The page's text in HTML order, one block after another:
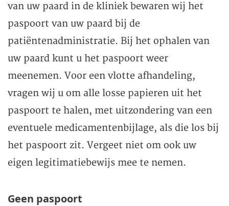
van uw paard in de kliniek bewaren wij het
paspoort van uw paard bij de
patiëntenadministratie. Bij het ophalen van
uw paard kunt u het paspoort weer
meenemen. Voor een vlotte afhandeling,
vragen wij u om alle losse papieren uit het
paspoort te halen, met uitzondering van een
eventuele medicamentenbijlage, als die los bij
het paspoort zit. Vergeet niet om ook uw
eigen legitimatiebewijs mee te nemen.
Geen paspoort